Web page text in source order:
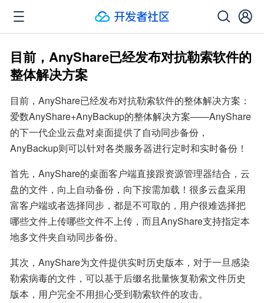
目前，AnyShare已经发布对抗勒索软件的
整体解决方案
目前，AnyShare已经发布对抗勒索软件的整体解决方案：
爱数AnyShare+AnyBackup的整体解决方案——AnyShare
的下一代企业云盘对桌面提供了自动同步备份，
AnyBackup则可以针对各类服务器进行定时和实时备份！
首先，AnyShare的桌面客户端直接跟资源管理器结合，云
盘的文件，向上自动备份，向下按需加载！很多云盘采用
富客户端或者选择同步，都是不可取的，用户很难选择把
哪些文件上传哪些文件不上传，而且AnyShare支持指定本
地多文件夹自动同步备份。
其次，AnyShare为文件提供实时历史版本，对于一旦感染
勒索病毒的文件，可以基于后缀名批量恢复勒索文件历史
版本，用户完全不用担心受到勒索软件的攻击。